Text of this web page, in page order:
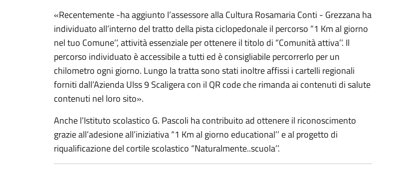
«Recentemente -ha aggiunto l’assessore alla Cultura Rosamaria Conti - Grezzana ha
individuato all’interno del tratto della pista ciclopedonale il percorso “1 Km al giorno
nel tuo Comune’’, attività essenziale per ottenere il titolo di “Comunità attiva’’. Il
percorso individuato è accessibile a tutti ed è consigliabile percorrerlo per un
chilometro ogni giorno. Lungo la tratta sono stati inoltre affissi i cartelli regionali
forniti dall’Azienda Ulss 9 Scaligera con il QR code che rimanda ai contenuti di salute
contenuti nel loro sito».
Anche l’Istituto scolastico G. Pascoli ha contribuito ad ottenere il riconoscimento
grazie all’adesione all’iniziativa “1 Km al giorno educational’’ e al progetto di
riqualificazione del cortile scolastico “Naturalmente..scuola’’.